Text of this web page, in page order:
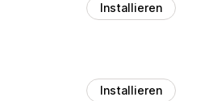
Installieren
Installieren